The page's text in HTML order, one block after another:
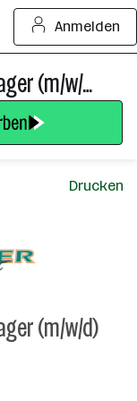
Anmelden
Marketing Manager & HR Manager (m/w/d)
Drucken
(m/w/d)